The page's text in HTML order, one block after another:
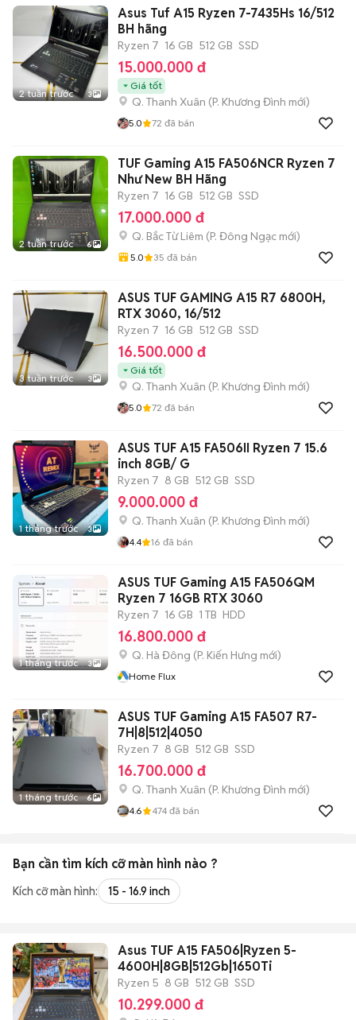
2 tuần trước 3
Asus Tuf A15 Ryzen 7-7435Hs 16/512
BH hãng
Ryzen 7 16 GB 512 GB SSD
15.000.000 đ
Giá tốt
Q. Thanh Xuân (P. Khương Đình mới)
5.0 72 đã bán
2 tuần trước 6
TUF Gaming A15 FA506NCR Ryzen 7
Như New BH Hãng
Ryzen 7 16 GB 512 GB SSD
17.000.000 đ
Q. Bắc Từ Liêm (P. Đông Ngạc mới)
5.0 35 đã bán
3 tuần trước 3
ASUS TUF GAMING A15 R7 6800H,
RTX 3060, 16/512
Ryzen 7 16 GB 512 GB SSD
16.500.000 đ
Giá tốt
Q. Thanh Xuân (P. Khương Đình mới)
5.0 72 đã bán
1 tháng trước 3
ASUS TUF A15 FA506II Ryzen 7 15.6
inch 8GB/ G
Ryzen 7 8 GB 512 GB SSD
9.000.000 đ
Q. Thanh Xuân (P. Khương Đình mới)
4.4 16 đã bán
1 tháng trước 3
ASUS TUF Gaming A15 FA506QM
Ryzen 7 16GB RTX 3060
Ryzen 7 16 GB 1 TB HDD
16.800.000 đ
Q. Hà Đông (P. Kiến Hưng mới)
Home Flux
1 tháng trước 6
ASUS TUF Gaming A15 FA507 R7-
7H|8|512|4050
Ryzen 7 8 GB 512 GB SSD
16.700.000 đ
Q. Thanh Xuân (P. Khương Đình mới)
4.6 474 đã bán
Bạn cần tìm kích cỡ màn hình nào ?
Kích cỡ màn hình: 15 - 16.9 inch
Asus TUF A15 FA506|Ryzen 5-
4600H|8GB|512Gb|1650Ti
Ryzen 5 8 GB 512 GB SSD
10.299.000 đ